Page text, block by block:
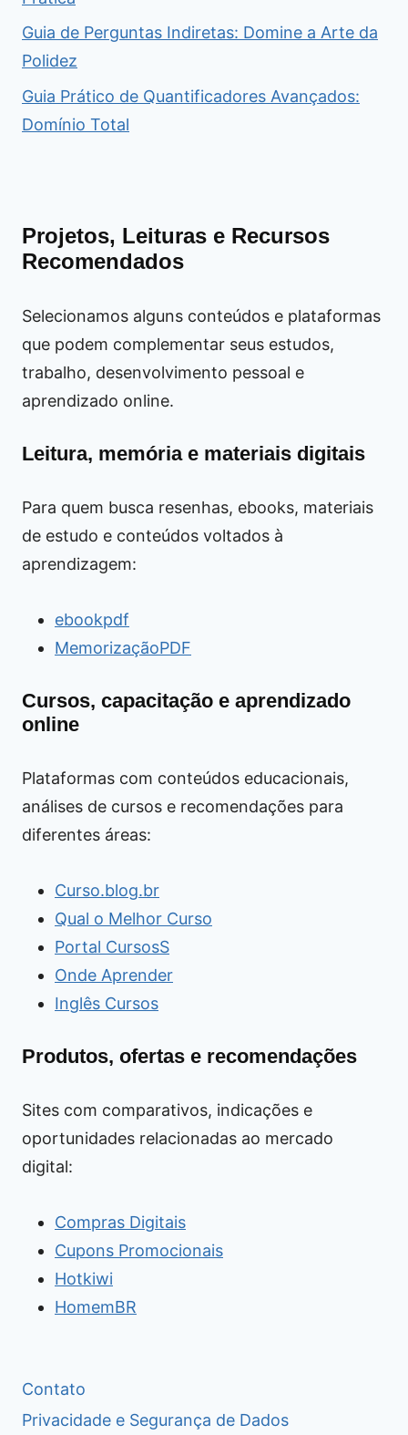
Guia de Perguntas Indiretas: Domine a Arte da
Polidez
Guia Prático de Quantificadores Avançados:
Domínio Total
Projetos, Leituras e Recursos
Recomendados
Selecionamos alguns conteúdos e plataformas
que podem complementar seus estudos,
trabalho, desenvolvimento pessoal e
aprendizado online.
Leitura, memória e materiais digitais
Para quem busca resenhas, ebooks, materiais
de estudo e conteúdos voltados à
aprendizagem:
ebookpdf
MemorizaçãoPDF
Cursos, capacitação e aprendizado
online
Plataformas com conteúdos educacionais,
análises de cursos e recomendações para
diferentes áreas:
Curso.blog.br
Qual o Melhor Curso
Portal CursosS
Onde Aprender
Inglês Cursos
Produtos, ofertas e recomendações
Sites com comparativos, indicações e
oportunidades relacionadas ao mercado
digital:
Compras Digitais
Cupons Promocionais
Hotkiwi
HomemBR
Contato
Privacidade e Segurança de Dados